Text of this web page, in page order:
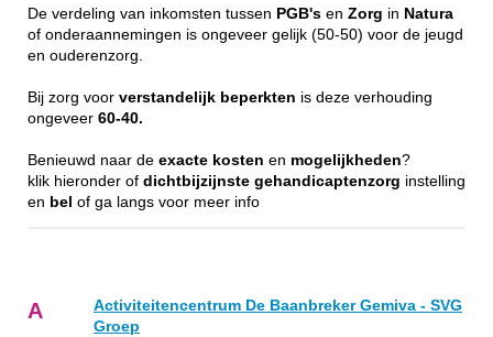
De verdeling van inkomsten tussen PGB's en Zorg in Natura
of onderaannemingen is ongeveer gelijk (50-50) voor de jeugd
en ouderenzorg.
Bij zorg voor verstandelijk beperkten is deze verhouding
ongeveer 60-40.
Benieuwd naar de exacte kosten en mogelijkheden?
klik hieronder of dichtbijzijnste gehandicaptenzorg instelling
en bel of ga langs voor meer info
A
Activiteitencentrum De Baanbreker Gemiva - SVG
Groep